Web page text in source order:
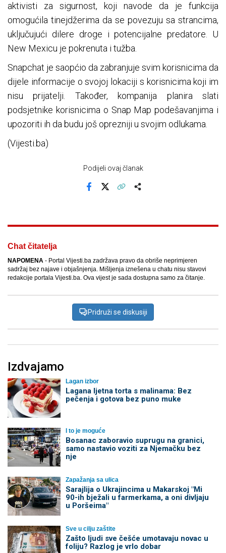
aktivisti za sigurnost, koji navode da je funkcija
omogućila tinejdžerima da se povezuju sa strancima,
uključujući dilere droge i potencijalne predatore. U
New Mexicu je pokrenuta i tužba.
Snapchat je saopćio da zabranjuje svim korisnicima da
dijele informacije o svojoj lokaciji s korisnicima koji im
nisu prijatelji. Također, kompanija planira slati
podsjetnike korisnicima o Snap Map podešavanjima i
upozoriti ih da budu još oprezniji u svojim odlukama.
(Vijesti.ba)
Podijeli ovaj članak
Chat čitatelja
NAPOMENA - Portal Vijesti.ba zadržava pravo da obriše neprimjeren
sadržaj bez najave i objašnjenja. Mišljenja iznešena u chatu nisu stavovi
redakcije portala Vijesti.ba. Ova vijest je sada dostupna samo za čitanje.
Pridruži se diskusiji
Izdvajamo
Lagan izbor
Lagana ljetna torta s malinama: Bez
pečenja i gotova bez puno muke
I to je moguće
Bosanac zaboravio suprugu na granici,
samo nastavio voziti za Njemačku bez
nje
Zapažanja sa ulica
Sarajlija o Ukrajincima u Makarskoj "Mi
90-ih bježali u farmerkama, a oni divljaju
u Poršeima"
Sve u cilju zaštite
Zašto ljudi sve češće umotavaju novac u
foliju? Razlog je vrlo dobar